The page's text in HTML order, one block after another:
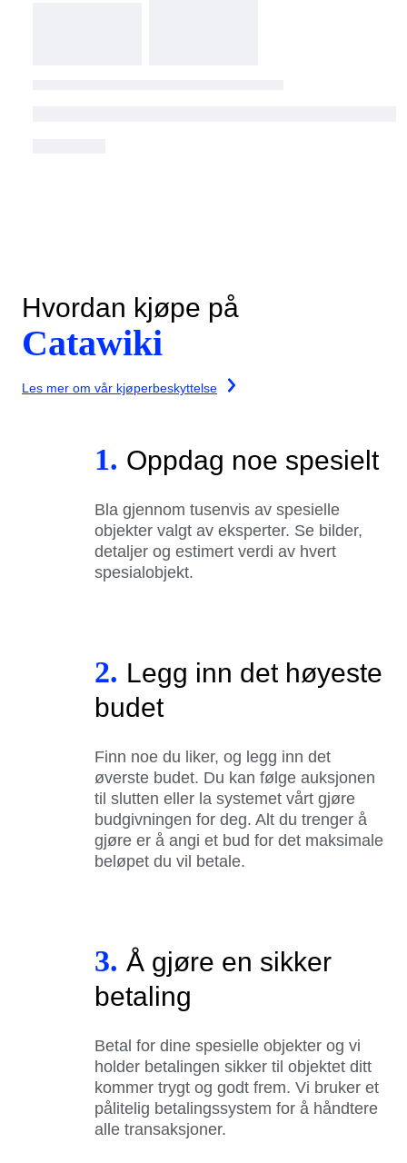
Hvordan kjøpe på
Catawiki
Les mer om vår kjøperbeskyttelse
1. Oppdag noe spesielt
Bla gjennom tusenvis av spesielle
objekter valgt av eksperter. Se bilder,
detaljer og estimert verdi av hvert
spesialobjekt.
2. Legg inn det høyeste
budet
Finn noe du liker, og legg inn det
øverste budet. Du kan følge auksjonen
til slutten eller la systemet vårt gjøre
budgivningen for deg. Alt du trenger å
gjøre er å angi et bud for det maksimale
beløpet du vil betale.
3. Å gjøre en sikker
betaling
Betal for dine spesielle objekter og vi
holder betalingen sikker til objektet ditt
kommer trygt og godt frem. Vi bruker et
pålitelig betalingssystem for å håndtere
alle transaksjoner.